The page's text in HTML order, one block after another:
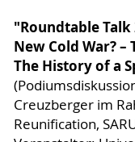
"Roundtable
New Cold War? –
The History of a
Creuzberger im
Reunification,